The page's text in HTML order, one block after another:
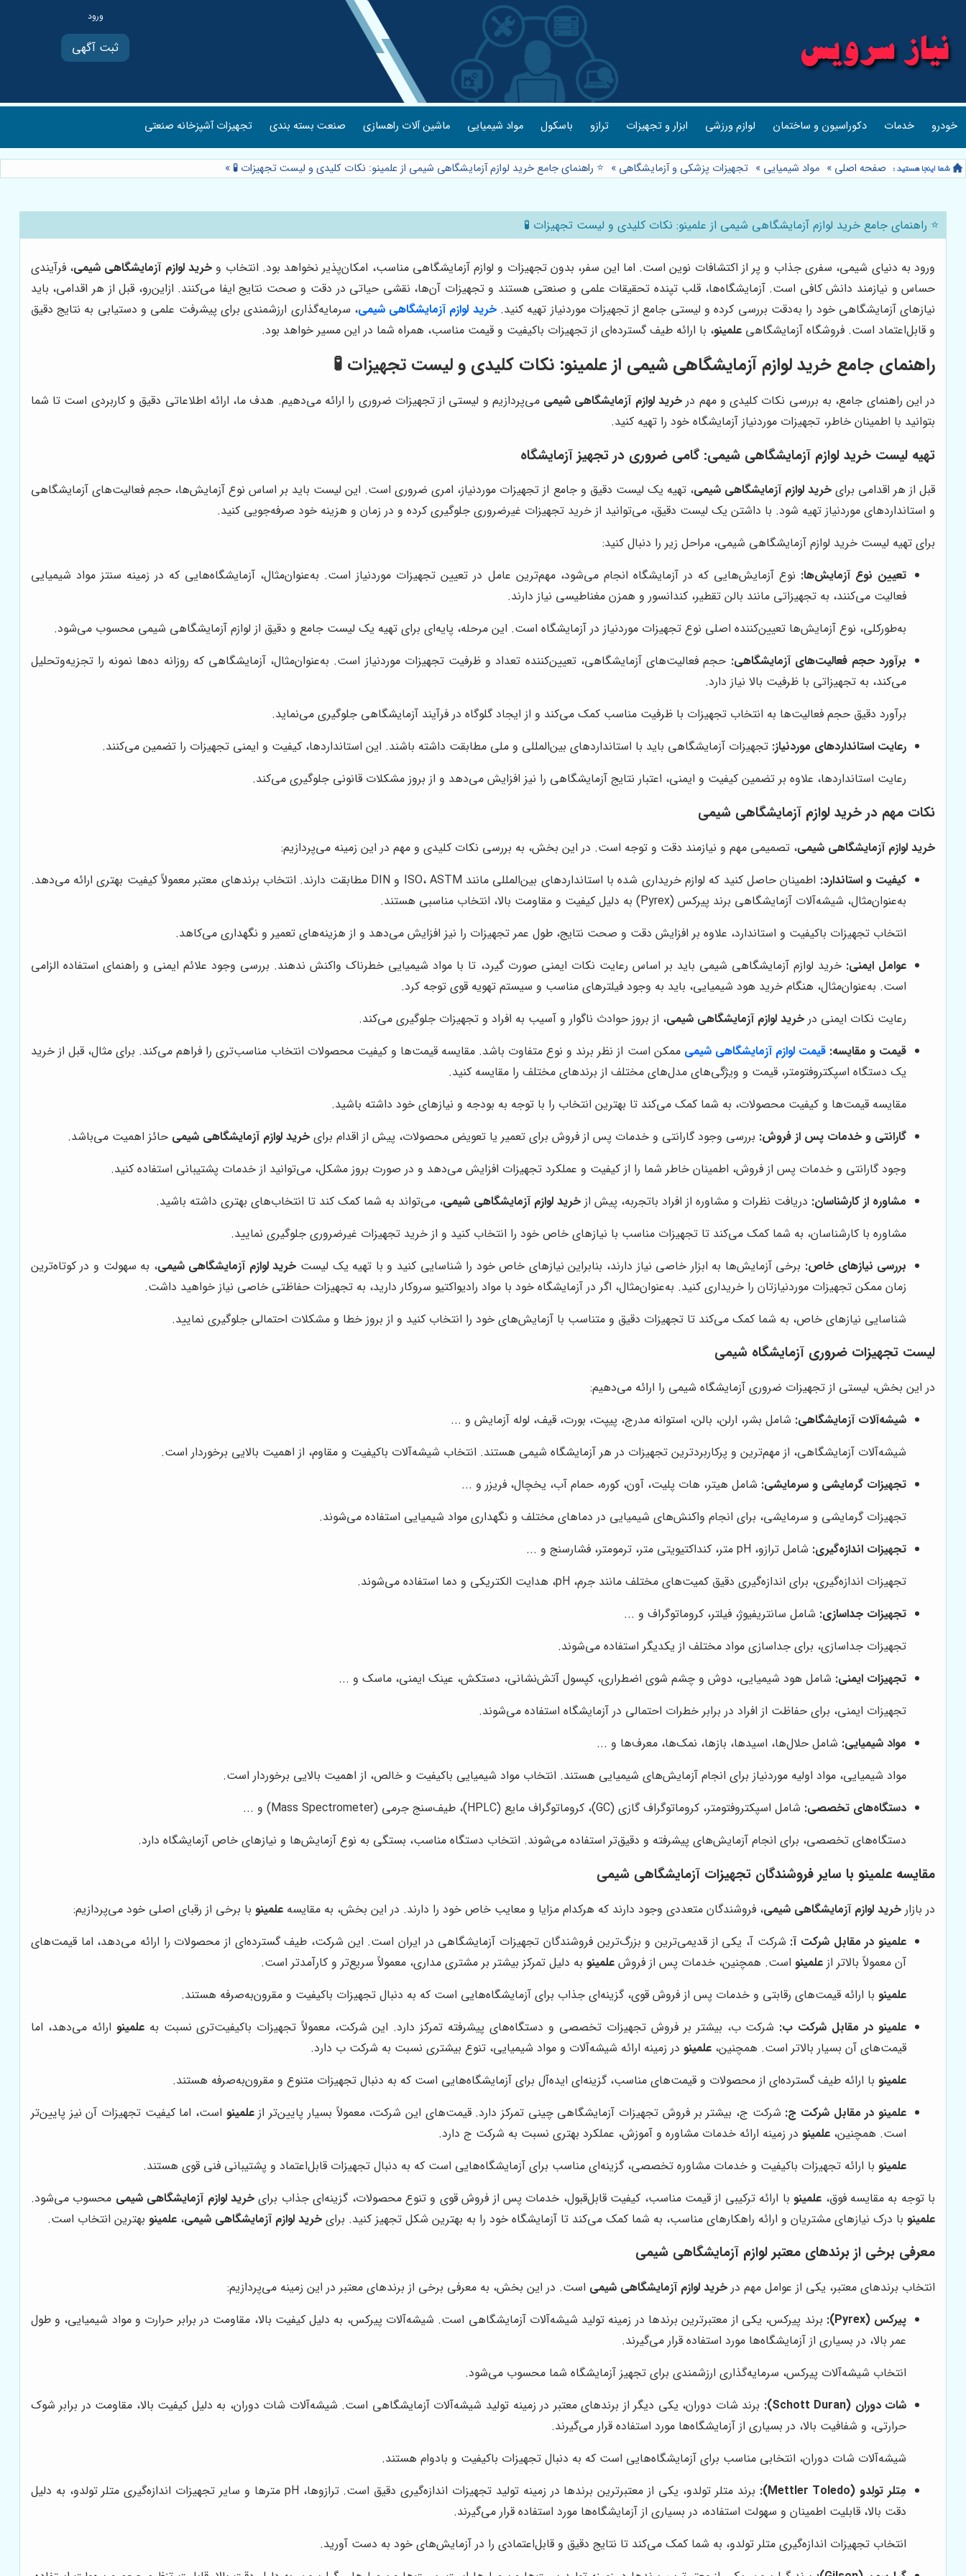
ثبت آگهی
خودرو خدمات دکوراسیون و ساختمان لوازم ورزشی ابزار و تجهیزات ترازو باسکول مواد شیمیایی ماشین آلات راهسازی صنعت بسته بندی تجهیزات آشپزخانه صنعتی
صفحه اصلی » مواد شیمیایی » تجهیزات پزشکی و آزمایشگاهی » ⭐️ راهنمای جامع خرید لوازم آزمایشگاهی شیمی از علمینو: نکات کلیدی و لیست تجهیزات 🧪 »
⭐️ راهنمای جامع خرید لوازم آزمایشگاهی شیمی از علمینو: نکات کلیدی و لیست تجهیزات 🧪
ورود به دنیای شیمی، سفری جذاب و پر از اکتشافات نوین است. اما این سفر، بدون تجهیزات و لوازم آزمایشگاهی مناسب، امکان‌پذیر نخواهد بود. انتخاب وخرید لوازم آزمایشگاهی شیمی، فرآیندی
حساس و نیازمند دانش کافی است. آزمایشگاه‌ها، قلب تپنده تحقیقات علمی و صنعتی هستند و تجهیزات آن‌ها، نقشی حیاتی در دقت و صحت نتایج ایفا می‌کنند. ازاین‌رو، قبل از هر اقدامی، باید
نیازهای آزمایشگاهی خود را به‌دقت بررسی کرده و لیستی جامع از تجهیزات موردنیاز تهیه کنید.خرید لوازم آزمایشگاهی شیمی، سرمایه‌گذاری ارزشمندی برای پیشرفت علمی و دستیابی به نتایج دقیق
و قابل‌اعتماد است. فروشگاه آزمایشگاهی علمینو، با ارائه طیف گسترده‌ای از تجهیزات باکیفیت و قیمت مناسب، همراه شما در این مسیر خواهد بود.
راهنمای جامع خرید لوازم آزمایشگاهی شیمی ازعلمینو: نکات کلیدی و لیست تجهیزات 🧪
در این راهنمای جامع، به بررسی نکات کلیدی و مهم در خرید لوازم آزمایشگاهی شیمی می‌پردازیم و لیستی از تجهیزات ضروری را ارائه می‌دهیم. هدف ما، ارائه اطلاعاتی دقیق و کاربردی است تا شما
بتوانید با اطمینان خاطر، تجهیزات موردنیاز آزمایشگاه خود را تهیه کنید.
تهیه لیست خرید لوازم آزمایشگاهی شیمی: گامی ضروری در تجهیز آزمایشگاه
قبل از هر اقدامی برایخرید لوازم آزمایشگاهی شیمی، تهیه یک لیست دقیق و جامع از تجهیزات موردنیاز، امری ضروری است. این لیست باید بر اساس نوع آزمایش‌ها، حجم فعالیت‌های آزمایشگاهی
و استانداردهای موردنیاز تهیه شود. با داشتن یک لیست دقیق، می‌توانید از خرید تجهیزات غیرضروری جلوگیری کرده و در زمان و هزینه خود صرفه‌جویی کنید.
برای تهیه لیست خرید لوازم آزمایشگاهی شیمی، مراحل زیر را دنبال کنید:
تعیین نوع آزمایش‌ها: نوع آزمایش‌هایی که در آزمایشگاه انجام می‌شود، مهم‌ترین عامل در تعیین تجهیزات موردنیاز است. به‌عنوان‌مثال، آزمایشگاه‌هایی که در زمینه سنتز مواد شیمیایی
فعالیت می‌کنند، به تجهیزاتی مانند بالن تقطیر، کندانسور و همزن مغناطیسی نیاز دارند.
به‌طورکلی، نوع آزمایش‌ها تعیین‌کننده اصلی نوع تجهیزات موردنیاز در آزمایشگاه است. این مرحله، پایه‌ای برای تهیه یک لیست جامع و دقیق از لوازم آزمایشگاهی شیمی محسوب می‌شود.
برآورد حجم فعالیت‌های آزمایشگاهی: حجم فعالیت‌های آزمایشگاهی، تعیین‌کننده تعداد و ظرفیت تجهیزات موردنیاز است. به‌عنوان‌مثال، آزمایشگاهی که روزانه ده‌ها نمونه را تجزیه‌وتحلیل
می‌کند، به تجهیزاتی با ظرفیت بالا نیاز دارد.
برآورد دقیق حجم فعالیت‌ها به انتخاب تجهیزات با ظرفیت مناسب کمک می‌کند و از ایجاد گلوگاه در فرآیند آزمایشگاهی جلوگیری می‌نماید.
رعایت استانداردهای موردنیاز: تجهیزات آزمایشگاهی باید با استانداردهای بین‌المللی و ملی مطابقت داشته باشند. این استانداردها، کیفیت و ایمنی تجهیزات را تضمین می‌کنند.
رعایت استانداردها، علاوه بر تضمین کیفیت و ایمنی، اعتبار نتایج آزمایشگاهی را نیز افزایش می‌دهد و از بروز مشکلات قانونی جلوگیری می‌کند.
نکات مهم در خرید لوازم آزمایشگاهی شیمی
خرید لوازم آزمایشگاهی شیمی، تصمیمی مهم و نیازمند دقت و توجه است. در این بخش، به بررسی نکات کلیدی و مهم در این زمینه می‌پردازیم:
کیفیت و استاندارد:
اطمینان حاصل کنید که لوازم خریداری شده با استانداردهای بین‌المللی مانند ISO، ASTM و DIN مطابقت دارند. انتخاب برندهای معتبر معمولاً کیفیت بهتری ارائه می‌دهد.
به‌عنوان‌مثال، شیشه‌آلات آزمایشگاهی برند پیرکس (Pyrex) به دلیل کیفیت و مقاومت بالا، انتخاب مناسبی هستند.
انتخاب تجهیزات باکیفیت و استاندارد، علاوه بر افزایش دقت و صحت نتایج، طول عمر تجهیزات را نیز افزایش می‌دهد و از هزینه‌های تعمیر و نگهداری می‌کاهد.
عوامل ایمنی: خرید لوازم آزمایشگاهی شیمی باید بر اساس رعایت نکات ایمنی صورت گیرد، تا با مواد شیمیایی خطرناک واکنش ندهند. بررسی وجود علائم ایمنی و راهنمای استفاده الزامی
است. به‌عنوان‌مثال، هنگام خرید هود شیمیایی، باید به وجود فیلترهای مناسب و سیستم تهویه قوی توجه کرد.
رعایت نکات ایمنی در خرید لوازم آزمایشگاهی شیمی، از بروز حوادث ناگوار و آسیب به افراد و تجهیزات جلوگیری می‌کند.
قیمت و مقایسه: قیمت لوازم آزمایشگاهی شیمی ممکن است از نظر برند و نوع متفاوت باشد. مقایسه قیمت‌ها و کیفیت محصولات انتخاب مناسب‌تری را فراهم می‌کند. برای مثال، قبل از خرید
یک دستگاه اسپکتروفتومتر، قیمت و ویژگی‌های مدل‌های مختلف از برندهای مختلف را مقایسه کنید.
مقایسه قیمت‌ها و کیفیت محصولات، به شما کمک می‌کند تا بهترین انتخاب را با توجه به بودجه و نیازهای خود داشته باشید.
گارانتی و خدمات پس از فروش: بررسی وجود گارانتی و خدمات پس از فروش برای تعمیر یا تعویض محصولات، پیش از اقدام برای خرید لوازم آزمایشگاهی شیمی حائز اهمیت می‌باشد.
وجود گارانتی و خدمات پس از فروش، اطمینان خاطر شما را از کیفیت و عملکرد تجهیزات افزایش می‌دهد و در صورت بروز مشکل، می‌توانید از خدمات پشتیبانی استفاده کنید.
مشاوره از کارشناسان: دریافت نظرات و مشاوره از افراد باتجربه، پیش از خرید لوازم آزمایشگاهی شیمی، می‌تواند به شما کمک کند تا انتخاب‌های بهتری داشته باشید.
مشاوره با کارشناسان، به شما کمک می‌کند تا تجهیزات مناسب با نیازهای خاص خود را انتخاب کنید و از خرید تجهیزات غیرضروری جلوگیری نمایید.
بررسی نیازهای خاص: برخی آزمایش‌ها به ابزار خاصی نیاز دارند، بنابراین نیازهای خاص خود را شناسایی کنید و با تهیه یک لیست خرید لوازم آزمایشگاهی شیمی، به سهولت و در کوتاه‌ترین
زمان ممکن تجهیزات موردنیازتان را خریداری کنید. به‌عنوان‌مثال، اگر در آزمایشگاه خود با مواد رادیواکتیو سروکار دارید، به تجهیزات حفاظتی خاصی نیاز خواهید داشت.
شناسایی نیازهای خاص، به شما کمک می‌کند تا تجهیزات دقیق و متناسب با آزمایش‌های خود را انتخاب کنید و از بروز خطا و مشکلات احتمالی جلوگیری نمایید.
لیست تجهیزات ضروری آزمایشگاه شیمی
در این بخش، لیستی از تجهیزات ضروری آزمایشگاه شیمی را ارائه می‌دهیم:
شیشه‌آلات آزمایشگاهی: شامل بشر، ارلن، بالن، استوانه مدرج، پیپت، بورت، قیف، لوله آزمایش و ...
شیشه‌آلات آزمایشگاهی، از مهم‌ترین و پرکاربردترین تجهیزات در هر آزمایشگاه شیمی هستند. انتخاب شیشه‌آلات باکیفیت و مقاوم، از اهمیت بالایی برخوردار است.
تجهیزات گرمایشی و سرمایشی: شامل هیتر، هات پلیت، آون، کوره، حمام آب، یخچال، فریزر و ...
تجهیزات گرمایشی و سرمایشی، برای انجام واکنش‌های شیمیایی در دماهای مختلف و نگهداری مواد شیمیایی استفاده می‌شوند.
تجهیزات اندازه‌گیری: شامل ترازو، pH متر، کنداکتیویتی متر، ترمومتر، فشارسنج و ...
تجهیزات اندازه‌گیری، برای اندازه‌گیری دقیق کمیت‌های مختلف مانند جرم، pH، هدایت الکتریکی و دما استفاده می‌شوند.
تجهیزات جداسازی: شامل سانتریفیوژ، فیلتر، کروماتوگراف و ...
تجهیزات جداسازی، برای جداسازی مواد مختلف از یکدیگر استفاده می‌شوند.
تجهیزات ایمنی: شامل هود شیمیایی، دوش و چشم شوی اضطراری، کپسول آتش‌نشانی، دستکش، عینک ایمنی، ماسک و ...
تجهیزات ایمنی، برای حفاظت از افراد در برابر خطرات احتمالی در آزمایشگاه استفاده می‌شوند.
مواد شیمیایی: شامل حلال‌ها، اسیدها، بازها، نمک‌ها، معرف‌ها و ...
مواد شیمیایی، مواد اولیه موردنیاز برای انجام آزمایش‌های شیمیایی هستند. انتخاب مواد شیمیایی باکیفیت و خالص، از اهمیت بالایی برخوردار است.
دستگاه‌های تخصصی: شامل اسپکتروفتومتر، کروماتوگراف گازی (GC)، کروماتوگراف مایع (HPLC)، طیف‌سنج جرمی (Mass Spectrometer) و ...
دستگاه‌های تخصصی، برای انجام آزمایش‌های پیشرفته و دقیق‌تر استفاده می‌شوند. انتخاب دستگاه مناسب، بستگی به نوع آزمایش‌ها و نیازهای خاص آزمایشگاه دارد.
مقایسه علمینو با سایر فروشندگان تجهیزات آزمایشگاهی شیمی
در بازار خرید لوازم آزمایشگاهی شیمی، فروشندگان متعددی وجود دارند که هرکدام مزایا و معایب خاص خود را دارند. در این بخش، به مقایسه علمینو با برخی از رقبای اصلی خود می‌پردازیم:
علمینو در مقابل شرکت آ: شرکت آ، یکی از قدیمی‌ترین و بزرگ‌ترین فروشندگان تجهیزات آزمایشگاهی در ایران است. این شرکت، طیف گسترده‌ای از محصولات را ارائه می‌دهد، اما قیمت‌های
آن معمولاً بالاتر از علمینو است. همچنین، خدمات پس از فروش علمینو به دلیل تمرکز بیشتر بر مشتری مداری، معمولاً سریع‌تر و کارآمدتر است.
علمینو با ارائه قیمت‌های رقابتی و خدمات پس از فروش قوی، گزینه‌ای جذاب برای آزمایشگاه‌هایی است که به دنبال تجهیزات باکیفیت و مقرون‌به‌صرفه هستند.
علمینو در مقابل شرکت ب: شرکت ب، بیشتر بر فروش تجهیزات تخصصی و دستگاه‌های پیشرفته تمرکز دارد. این شرکت، معمولاً تجهیزات باکیفیت‌تری نسبت بهعلمینو ارائه می‌دهد، اما
قیمت‌های آن بسیار بالاتر است. همچنین، علمینو در زمینه ارائه شیشه‌آلات و مواد شیمیایی، تنوع بیشتری نسبت به شرکت ب دارد.
علمینو با ارائه طیف گسترده‌ای از محصولات و قیمت‌های مناسب، گزینه‌ای ایده‌آل برای آزمایشگاه‌هایی است که به دنبال تجهیزات متنوع و مقرون‌به‌صرفه هستند.
علمینو در مقابل شرکت ج: شرکت ج، بیشتر بر فروش تجهیزات آزمایشگاهی چینی تمرکز دارد. قیمت‌های این شرکت، معمولاً بسیار پایین‌تر ازعلمینو است، اما کیفیت تجهیزات آن نیز پایین‌تر
است. همچنین، علمینو در زمینه ارائه خدمات مشاوره و آموزش، عملکرد بهتری نسبت به شرکت ج دارد.
علمینو با ارائه تجهیزات باکیفیت و خدمات مشاوره تخصصی، گزینه‌ای مناسب برای آزمایشگاه‌هایی است که به دنبال تجهیزات قابل‌اعتماد و پشتیبانی فنی قوی هستند.
با توجه به مقایسه فوق، علمینو با ارائه ترکیبی از قیمت مناسب، کیفیت قابل‌قبول، خدمات پس از فروش قوی و تنوع محصولات، گزینه‌ای جذاب برایخرید لوازم آزمایشگاهی شیمی محسوب می‌شود.
علمینو با درک نیازهای مشتریان و ارائه راهکارهای مناسب، به شما کمک می‌کند تا آزمایشگاه خود را به بهترین شکل تجهیز کنید. برای خرید لوازم آزمایشگاهی شیمی، علمینو بهترین انتخاب است.
معرفی برخی از برندهای معتبر لوازم آزمایشگاهی شیمی
انتخاب برندهای معتبر، یکی از عوامل مهم در خرید لوازم آزمایشگاهی شیمی است. در این بخش، به معرفی برخی از برندهای معتبر در این زمینه می‌پردازیم:
پیرکس (Pyrex):
برند پیرکس، یکی از معتبرترین برندها در زمینه تولید شیشه‌آلات آزمایشگاهی است. شیشه‌آلات پیرکس، به دلیل کیفیت بالا، مقاومت در برابر حرارت و مواد شیمیایی، و طول
عمر بالا، در بسیاری از آزمایشگاه‌ها مورد استفاده قرار می‌گیرند.
انتخاب شیشه‌آلات پیرکس، سرمایه‌گذاری ارزشمندی برای تجهیز آزمایشگاه شما محسوب می‌شود.
شات دوران (Schott Duran):
برند شات دوران، یکی دیگر از برندهای معتبر در زمینه تولید شیشه‌آلات آزمایشگاهی است. شیشه‌آلات شات دوران، به دلیل کیفیت بالا، مقاومت در برابر شوک
حرارتی، و شفافیت بالا، در بسیاری از آزمایشگاه‌ها مورد استفاده قرار می‌گیرند.
شیشه‌آلات شات دوران، انتخابی مناسب برای آزمایشگاه‌هایی است که به دنبال تجهیزات باکیفیت و بادوام هستند.
مِتلر تولِدو (Mettler Toledo):
برند متلر تولدو، یکی از معتبرترین برندها در زمینه تولید تجهیزات اندازه‌گیری دقیق است. ترازوها، pH مترها و سایر تجهیزات اندازه‌گیری متلر تولدو، به دلیل
دقت بالا، قابلیت اطمینان و سهولت استفاده، در بسیاری از آزمایشگاه‌ها مورد استفاده قرار می‌گیرند.
انتخاب تجهیزات اندازه‌گیری متلر تولدو، به شما کمک می‌کند تا نتایج دقیق و قابل‌اعتمادی را در آزمایش‌های خود به دست آورید.